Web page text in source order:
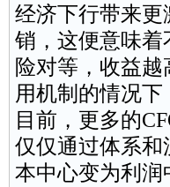
经济下行带来
销，这便意味
险对等，收益
用机制的情况
目前，更多的
仅仅通过体系
本中心变为利